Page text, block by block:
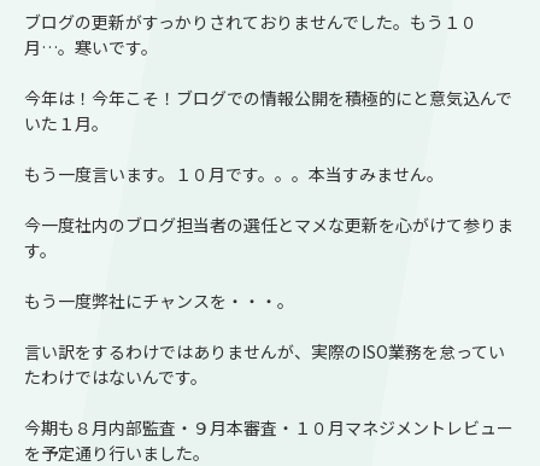
ブログの更新がすっかりされておりませんでした。もう１０
月…。寒いです。
今年は！今年こそ！ブログでの情報公開を積極的にと意気込んで
いた１月。
もう一度言います。１０月です。。。本当すみません。
今一度社内のブログ担当者の選任とマメな更新を心がけて参りま
す。
もう一度弊社にチャンスを・・・。
言い訳をするわけではありませんが、実際のISO業務を怠ってい
たわけではないんです。
今期も８月内部監査・９月本審査・１０月マネジメントレビュー
を予定通り行いました。